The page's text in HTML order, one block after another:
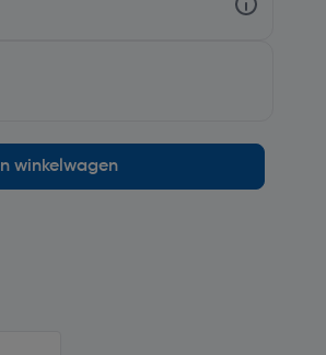
In winkelwagen